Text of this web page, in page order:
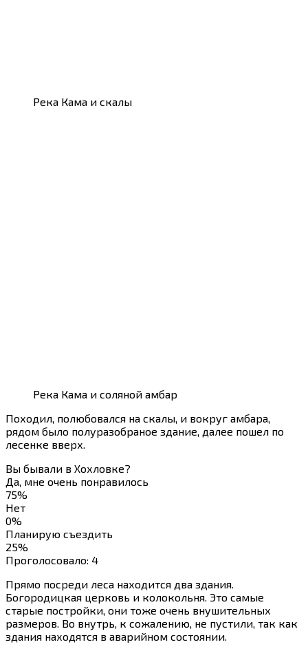
Река Кама и скалы
Река Кама и соляной амбар
Походил, полюбовался на скалы, и вокруг амбара,
рядом было полуразобраное здание, далее пошел по
лесенке вверх.
Вы бывали в Хохловке?
Да, мне очень понравилось
75%
Нет
0%
Планирую съездить
25%
Проголосовало: 4
Прямо посреди леса находится два здания.
Богородицкая церковь и колокольня. Это самые
старые постройки, они тоже очень внушительных
размеров. Во внутрь, к сожалению, не пустили, так как
здания находятся в аварийном состоянии.